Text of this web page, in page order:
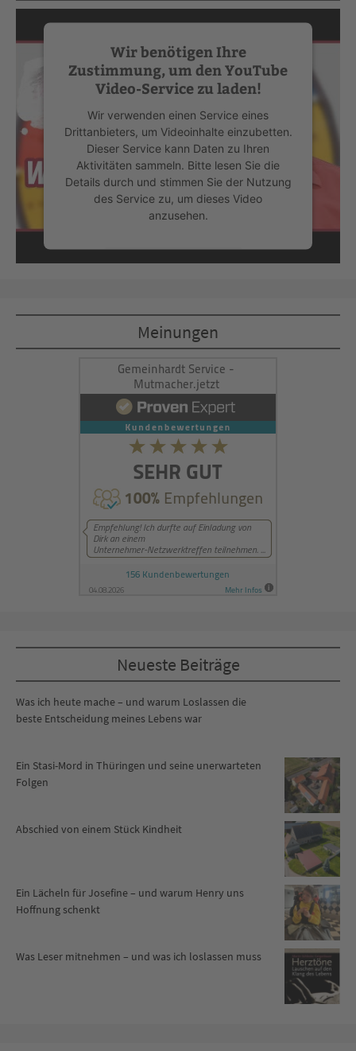
Wir benötigen Ihre
Zustimmung, um den YouTube
Video-Service zu laden!
Wir verwenden einen Service eines
Drittanbieters, um Videoinhalte einzubetten.
Dieser Service kann Daten zu Ihren
Aktivitäten sammeln. Bitte lesen Sie die
Details durch und stimmen Sie der Nutzung
des Service zu, um dieses Video
anzusehen.
Mehr Informationen
powered byUsercentrics Consent
Management Platform&eRecht24
Meinungen
Neueste Beiträge
Was ich heute mache – und warum Loslassen die
beste Entscheidung meines Lebens war
Ein Stasi-Mord in Thüringen und seine unerwarteten
Folgen
Abschied von einem Stück Kindheit
Ein Lächeln für Josefine – und warum Henry uns
Hoffnung schenkt
Was Leser mitnehmen – und was ich loslassen muss